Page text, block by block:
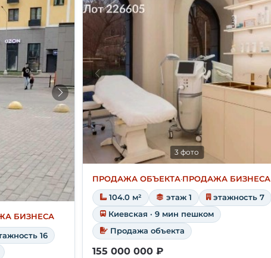
БИЗНЕСА
16
3 фото
ПРОДАЖА ОБЪЕКТА·ПРОДАЖА БИЗНЕСА
104.0 м² этаж 1
этажность 7
Киевская · 9 мин пешком
Продажа объекта
155 000 000 ₽